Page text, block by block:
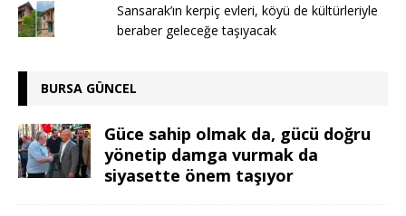
Sansarak’ın kerpiç evleri, köyü de kültürleriyle
beraber geleceğe taşıyacak
BURSA GÜNCEL
Güce sahip olmak da, gücü doğru
yönetip damga vurmak da
siyasette önem taşıyor